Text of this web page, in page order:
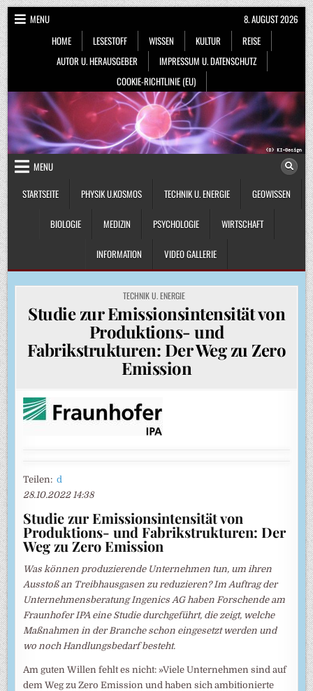
Skip
to
content
MENU
HOME
LESESTOFF WISSEN KULTUR
REISE
AUTOR U. HERAUSGEBER
IMPRESSUM U. DATENSCHUTZ
COOKIE-RICHTLINIE (EU)
8. AUGUST 2026
MENU
STARTSEITE
PHYSIK U.KOSMOS TECHNIK U. ENERGIE GEOWISSEN
BIOLOGIE MEDIZIN PSYCHOLOGIE WIRTSCHAFT
INFORMATION VIDEO GALLERIE
POSTED
IN
TECHNIK U. ENERGIE
Studie zur Emissionsintensität von
Produktions- und
Fabrikstrukturen: Der Weg zu Zero
Emission
Teilen:d
28.10.2022 14:38
Studie zur Emissionsintensität von
Produktions- und Fabrikstrukturen: Der
Weg zu Zero Emission
Was können produzierende Unternehmen tun, um ihren
Ausstoß an Treibhausgasen zu reduzieren? Im Auftrag der
Unternehmensberatung Ingenics AG haben Forschende am
Fraunhofer IPA eine Studie durchgeführt, die zeigt, welche
Maßnahmen in der Branche schon eingesetzt werden und
wo noch Handlungsbedarf besteht.
Am guten Willen fehlt es nicht: »Viele Unternehmen sind auf
dem Weg zu Zero Emission und haben sich ambitionierte